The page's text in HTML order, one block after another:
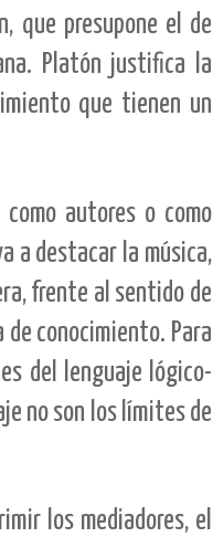
que presupone el de
Platón justifica la
que tienen un
autores o como
a destacar la música,
frente al sentido de
conocimiento. Para
del lenguaje lógico-
no son los límites de
los mediadores, el